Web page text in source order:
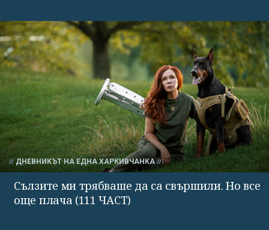
ДНЕВНИКЪТ НА ЕДНА ХАРКИВЧАНКА
Сълзите ми трябваше да са свършили. Но все
още плача (111 ЧАСТ)